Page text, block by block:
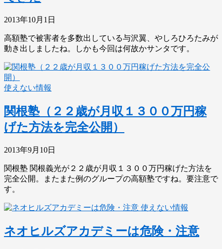
2013年10月1日
高額塾で被害者を多数出している与沢翼、やしろひろたみが
動き出しましたね。しかも今回は何故かサンタです。
使えない情報
関根塾（２２歳が月収１３００万円稼
げた方法を完全公開）
2013年9月10日
関根塾 関根義光が２２歳が月収１３００万円稼げた方法を
完全公開。またまた例のグループの高額塾ですね。要注意で
す。
使えない情報
ネオヒルズアカデミーは危険・注意